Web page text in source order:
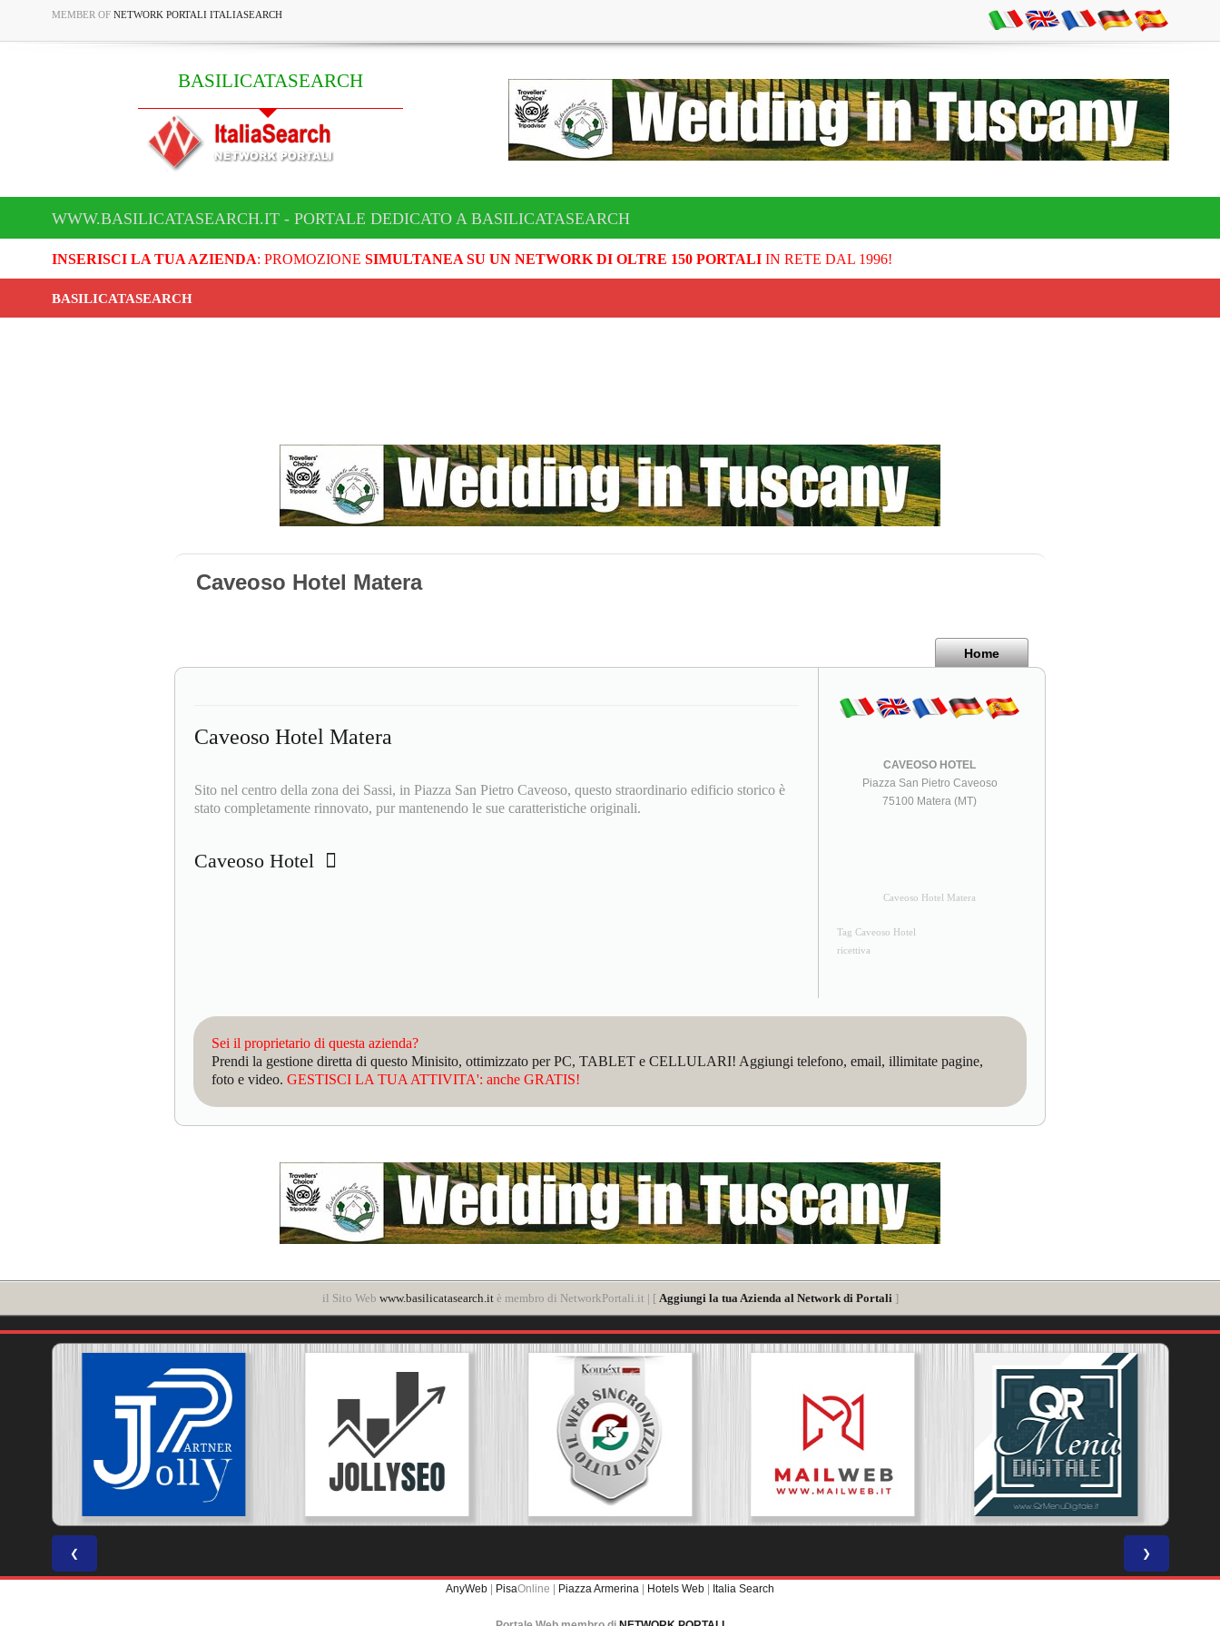
MEMBER OF NETWORK PORTALI ITALIASEARCH
BASILICATASEARCH
WWW.BASILICATASEARCH.IT - PORTALE DEDICATO A BASILICATASEARCH
INSERISCI LA TUA AZIENDA: PROMOZIONE SIMULTANEA SU UN NETWORK DI OLTRE 150 PORTALIIN RETE DAL 1996!
BASILICATASEARCH
Caveoso Hotel Matera
Home
Caveoso Hotel Matera
Sito nel centro della zona dei Sassi, in Piazza San Pietro Caveoso, questo straordinario edificio storico è
stato completamente rinnovato, pur mantenendo le sue caratteristiche originali.
Caveoso Hotel
CAVEOSO HOTEL
Piazza San Pietro Caveoso
75100 Matera (MT)
Caveoso Hotel Matera
Tag Caveoso Hotel
ricettiva
Sei il proprietario di questa azienda?
Prendi la gestione diretta di questo Minisito, ottimizzato per PC, TABLET e CELLULARI! Aggiungi telefono, email, illimitate pagine,
foto e video. GESTISCI LA TUA ATTIVITA': anche GRATIS!
il Sito Web www.basilicatasearch.itè membro di NetworkPortali.it | [ Aggiungi la tua Azienda al Network di Portali ]
❮ ❯
AnyWeb | PisaOnline | Piazza Armerina | Hotels Web | Italia Search